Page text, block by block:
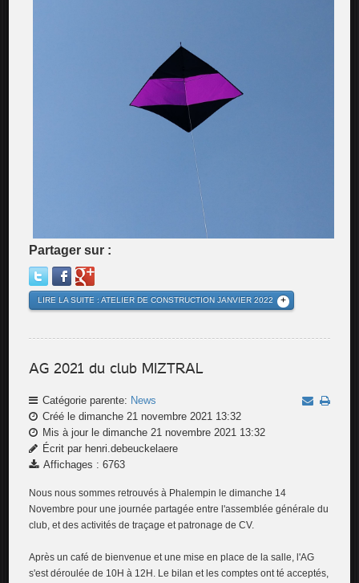
Partager sur :
LIRE LA SUITE : ATELIER DE CONSTRUCTION JANVIER 2022
AG 2021 du club MIZTRAL
Catégorie parente: News
Créé le dimanche 21 novembre 2021 13:32
Mis à jour le dimanche 21 novembre 2021 13:32
Écrit par henri.debeuckelaere
Affichages : 6763
Nous nous sommes retrouvés à Phalempin le dimanche 14
Novembre pour une journée partagée entre l'assemblée générale du
club, et des activités de traçage et patronage de CV.
Après un café de bienvenue et une mise en place de la salle, l'AG
s'est déroulée de 10H à 12H. Le bilan et les comptes ont té acceptés,